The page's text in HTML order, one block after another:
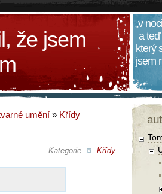
že jsem
„v
a
který
jsem
umění » Křídy
Kategorie Křídy